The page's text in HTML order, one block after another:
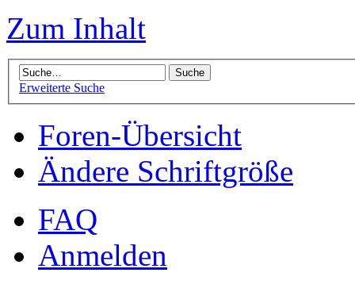
Zum Inhalt
Erweiterte Suche
Foren-Übersicht
Ändere Schriftgröße
FAQ
Anmelden